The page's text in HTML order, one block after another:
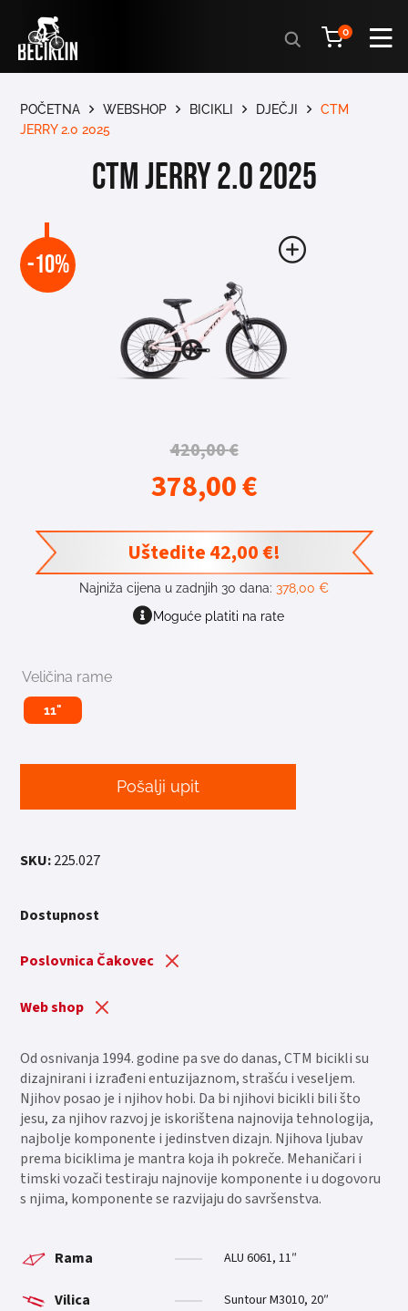
Products
search
0
POČETNA WEBSHOP BICIKLI DJEČJI
CTM
JERRY 2.0 2025
CTM JERRY 2.0 2025
-10%
420,00€
378,00€
Uštedite42,00€!
Najniža cijena u zadnjih 30 dana: 378,00 €
Moguće platiti na rate
Veličina rame
11"
Pošalji upit
SKU:225.027
Dostupnost
Poslovnica Čakovec
Web shop
Od osnivanja 1994. godine pa sve do danas, CTM bicikli su
dizajnirani i izrađeni entuzijaznom, strašću i veseljem.
Njihov posao je i njihov hobi. Da bi njihovi bicikli bili što
jesu, za njihov razvoj je iskorištena najnovija tehnologija,
najbolje komponente i jedinstven dizajn. Njihova ljubav
prema biciklima je mantra koja ih pokreče. Mehaničari i
timski vozači testiraju najnovije komponente i u dogovoru
s njima, komponente se razvijaju do savršenstva.
Rama ALU 6061, 11″
Vilica Suntour M3010, 20″